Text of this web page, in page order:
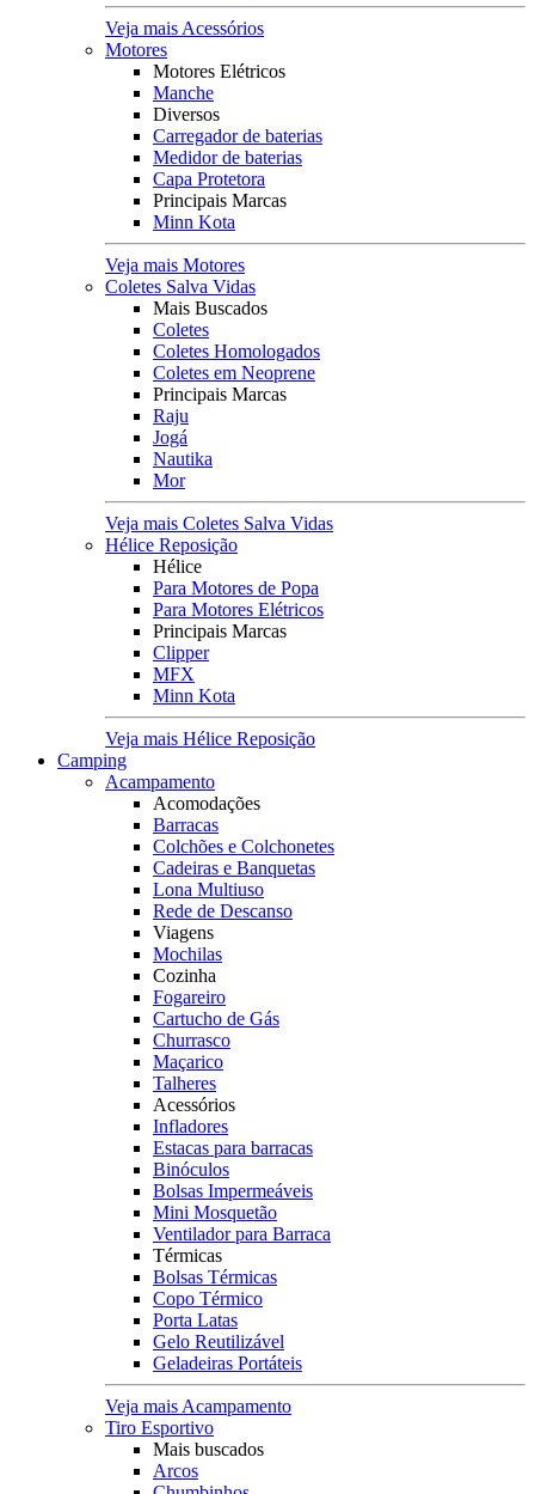
Veja mais Acessórios
Motores
Motores Elétricos
Manche
Diversos
Carregador de baterias
Medidor de baterias
Capa Protetora
Principais Marcas
Minn Kota
Veja mais Motores
Coletes Salva Vidas
Mais Buscados
Coletes
Coletes Homologados
Coletes em Neoprene
Principais Marcas
Raju
Jogá
Nautika
Mor
Veja mais Coletes Salva Vidas
Hélice Reposição
Hélice
Para Motores de Popa
Para Motores Elétricos
Principais Marcas
Clipper
MFX
Minn Kota
Veja mais Hélice Reposição
Camping
Acampamento
Acomodações
Barracas
Colchões e Colchonetes
Cadeiras e Banquetas
Lona Multiuso
Rede de Descanso
Viagens
Mochilas
Cozinha
Fogareiro
Cartucho de Gás
Churrasco
Maçarico
Talheres
Acessórios
Infladores
Estacas para barracas
Binóculos
Bolsas Impermeáveis
Mini Mosquetão
Ventilador para Barraca
Térmicas
Bolsas Térmicas
Copo Térmico
Porta Latas
Gelo Reutilizável
Geladeiras Portáteis
Veja mais Acampamento
Tiro Esportivo
Mais buscados
Arcos